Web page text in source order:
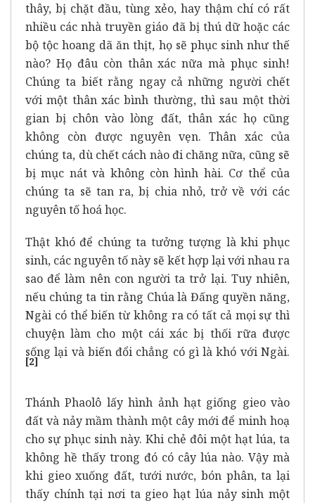
thây, bị chặt đầu, tùng xẻo, hay thậm chí có rất
nhiều các nhà truyền giáo đã bị thú dữ hoặc các
bộ tộc hoang dã ăn thịt, họ sẽ phục sinh như thế
nào? Họ đâu còn thân xác nữa mà phục sinh!
Chúng ta biết rằng ngay cả những người chết
với một thân xác bình thường, thì sau một thời
gian bị chôn vào lòng đất, thân xác họ cũng
không còn được nguyên vẹn. Thân xác của
chúng ta, dù chết cách nào đi chăng nữa, cũng sẽ
bị mục nát và không còn hình hài. Cơ thể của
chúng ta sẽ tan ra, bị chia nhỏ, trở về với các
nguyên tố hoá học.
Thật khó để chúng ta tưởng tượng là khi phục
sinh, các nguyên tố này sẽ kết hợp lại với nhau ra
sao để làm nên con người ta trở lại. Tuy nhiên,
nếu chúng ta tin rằng Chúa là Đấng quyền năng,
Ngài có thể biến từ không ra có tất cả mọi sự thì
chuyện làm cho một cái xác bị thối rữa được
sống lại và biến đổi chẳng có gì là khó với Ngài.
[2]
Thánh Phaolô lấy hình ảnh hạt giống gieo vào
đất và nảy mầm thành một cây mới để minh hoạ
cho sự phục sinh này. Khi chẻ đôi một hạt lúa, ta
không hề thấy trong đó có cây lúa nào. Vậy mà
khi gieo xuống đất, tưới nước, bón phân, ta lại
thấy chính tại nơi ta gieo hạt lúa nảy sinh một